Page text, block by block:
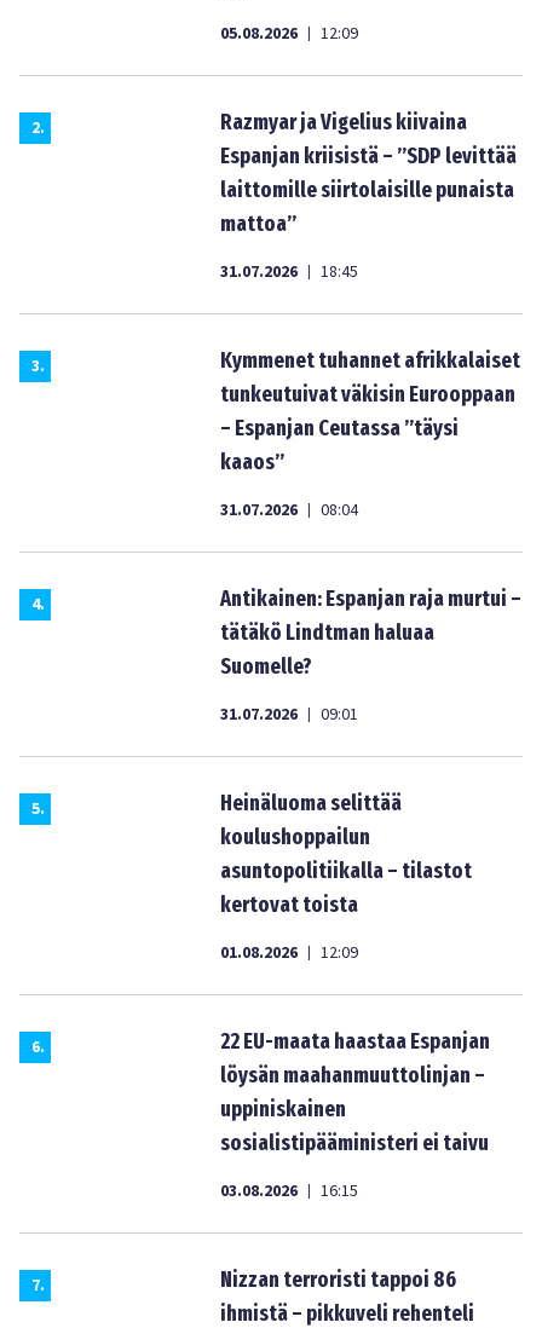
05.08.2026 | 12:09
2.
Razmyar ja Vigelius kiivaina
Espanjan kriisistä – ”SDP levittää
laittomille siirtolaisille punaista
mattoa”
31.07.2026 | 18:45
3.
Kymmenet tuhannet afrikkalaiset
tunkeutuivat väkisin Eurooppaan
– Espanjan Ceutassa ”täysi
kaaos”
31.07.2026 | 08:04
4.
Antikainen: Espanjan raja murtui –
tätäkö Lindtman haluaa
Suomelle?
31.07.2026 | 09:01
5.
Heinäluoma selittää
koulushoppailun
asuntopolitiikalla – tilastot
kertovat toista
01.08.2026 | 12:09
6.
22 EU-maata haastaa Espanjan
löysän maahanmuuttolinjan –
uppiniskainen
sosialistipääministeri ei taivu
03.08.2026 | 16:15
7.
Nizzan terroristi tappoi 86
ihmistä – pikkuveli rehenteli